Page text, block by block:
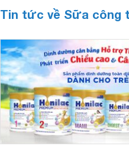
Tin tức về Sữa công